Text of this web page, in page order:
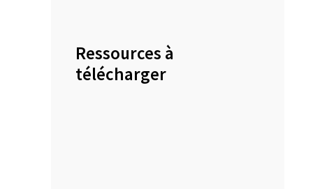
Ressources à
télécharger